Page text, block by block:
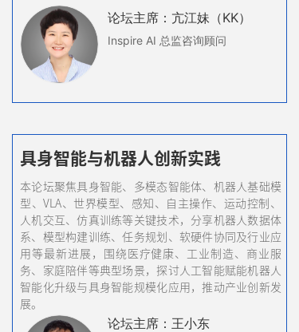
论坛主席 ：王小东
本论坛聚焦具身智能、多模态智能体、机器人基础模
型、VLA、世界模型、感知、自主操作、运动控制、
人机交互、仿真训练等关键技术，分享机器人数据体
系、模型构建训练、任务规划、软硬件协同及行业应
用等最新进展，围绕医疗健康、工业制造、商业服
务、家庭陪伴等典型场景，探讨人工智能赋能机器人
智能化升级与具身智能规模化应用，推动产业创新发
展。
具身智能与机器人创新实践
论坛主席 ：亢江妹（KK）
Inspire AI 总监咨询顾问